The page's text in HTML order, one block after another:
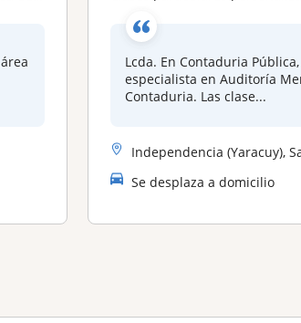
Lcda. En Contaduria Pública,
especialista en Auditoría
Contaduria. Las clase...
Independencia (Yaracuy),
Se desplaza a domicilio